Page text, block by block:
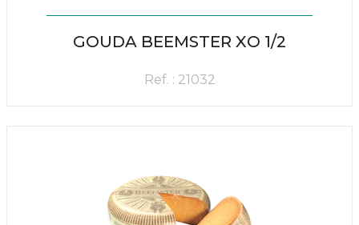
GOUDA BEEMSTER XO 1/2
Ref. : 21032